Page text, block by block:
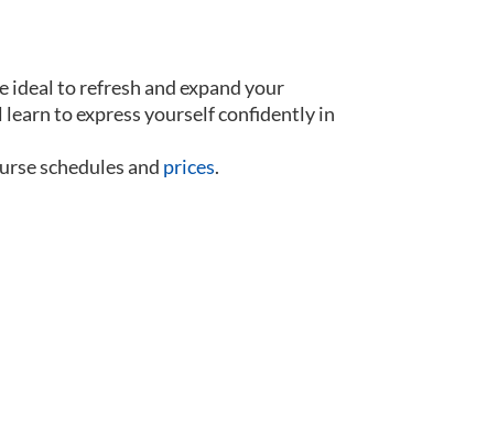
ideal to refresh and expand your
learn to express yourself confidently in
schedules and prices.